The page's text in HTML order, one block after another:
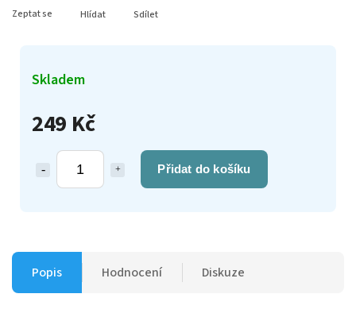
249 Kč
Přidat do košíku
Skladem
Zeptat se Hlídat Sdílet
Popis Hodnocení Diskuze